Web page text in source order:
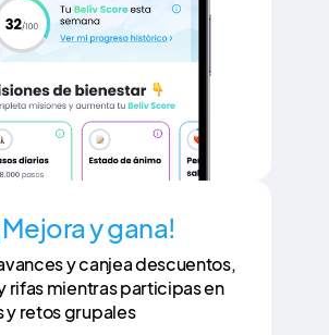
y gana!
y canjea descuentos,
rifas mientras participas en
y retos grupales